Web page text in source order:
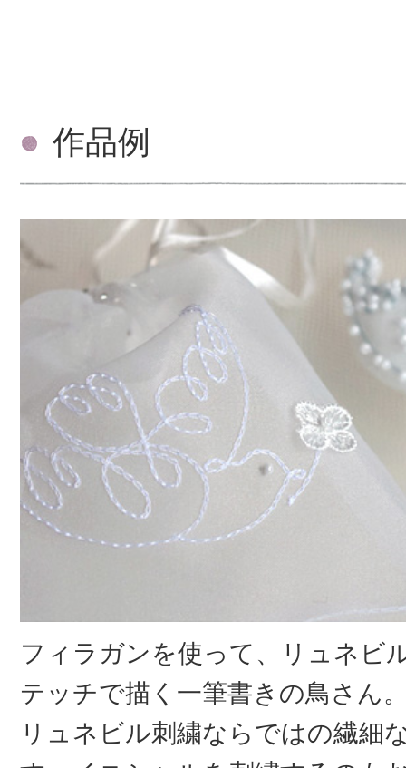
作品例
フィラガンを使って、リュネビ
テッチで描く一筆書きの鳥さん
リュネビル刺繍ならではの繊細